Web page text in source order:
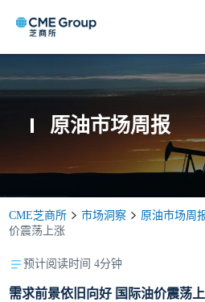
原油市场周报
CME芝商所 市场洞察 原油市场周
价震荡上涨
预计阅读时间 4分钟
需求前景依旧向好 国际油价震荡